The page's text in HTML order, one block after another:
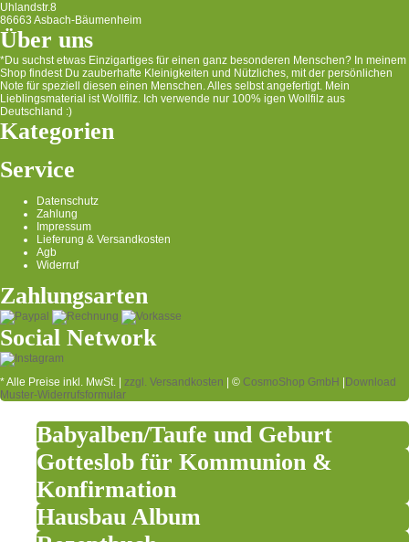
Uhlandstr.8
86663 Asbach-Bäumenheim
Über uns
*Du suchst etwas Einzigartiges für einen ganz besonderen Menschen? In meinem
Shop findest Du zauberhafte Kleinigkeiten und Nützliches, mit der persönlichen
Note für speziell diesen einen Menschen. Alles selbst angefertigt. Mein
Lieblingsmaterial ist Wollfilz. Ich verwende nur 100% igen Wollfilz aus
Deutschland :)
Kategorien
Service
Datenschutz
Zahlung
Impressum
Lieferung & Versandkosten
Agb
Widerruf
Zahlungsarten
Social Network
* Alle Preise inkl. MwSt. | zzgl. Versandkosten | © CosmoShop GmbH
Download
Muster-Widerrufsformular
Babyalben/Taufe und Geburt
Gotteslob für Kommunion &
Konfirmation
Hausbau Album